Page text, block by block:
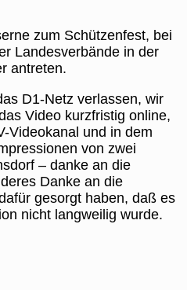
zum Schützenfest, bei
Landesverbände in der
antreten.
D1-Netz verlassen, wir
Video kurzfristig online,
Videokanal und in dem
von zwei
– danke an die
Danke an die
gesorgt haben, daß es
nicht langweilig wurde.